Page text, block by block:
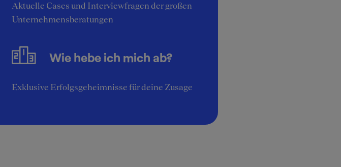
Aktuelle Cases und Interviewfragen der großen
Unternehmensberatungen
Wie hebe ich mich ab?
Exklusive Erfolgsgeheimnisse für deine Zusage